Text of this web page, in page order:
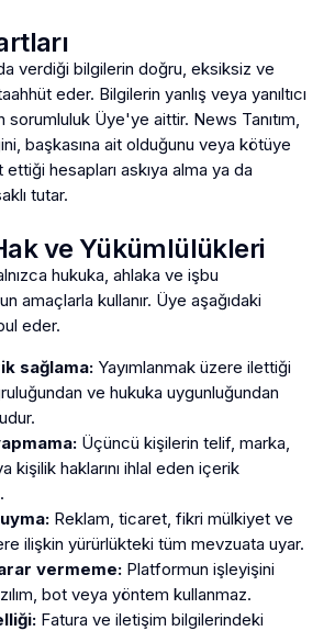
verdiği bilgilerin doğru, eksiksiz ve
eder. Bilgilerin yanlış veya yanıltıcı
sorumluluk Üye'ye aittir. News Tanıtım,
başkasına ait olduğunu veya kötüye
ettiği hesapları askıya alma ya da
tutar.
ve Yükümlülükleri
hukuka, ahlaka ve işbu
amaçlarla kullanır. Üye aşağıdaki
eder.
sağlama: Yayımlanmak üzere ilettiği
ve hukuka uygunluğundan
Üçüncü kişilerin telif, marka,
kişilik haklarını ihlal eden içerik
Reklam, ticaret, fikri mülkiyet ve
ilişkin yürürlükteki tüm mevzuata uyar.
vermeme: Platformun işleyişini
bot veya yöntem kullanmaz.
Fatura ve iletişim bilgilerindeki